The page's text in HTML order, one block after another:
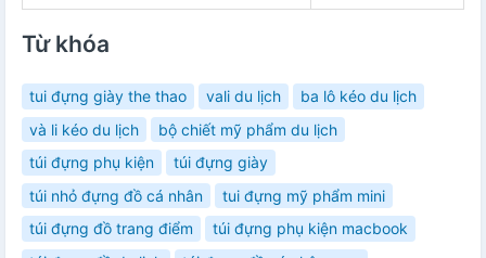
Từ khóa
tui đựng giày the thao vali du lịch
ba lô kéo du lịch
và li kéo du lịch
bộ chiết mỹ phẩm du lịch
túi đựng phụ kiện
túi đựng giày
túi nhỏ đựng đồ cá nhân
tui đựng mỹ phẩm mini
túi đựng đồ trang điểm
túi đựng phụ kiện macbook